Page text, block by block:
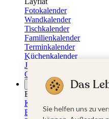
Fotokalender
Wandkalender
Tischkalender
Familienkalender
Terminkalender
Küchenkalender
Jahresplaner
Geburtstagskalender
Anlässe
Eventplattform
Kommunionskarten
Einladungskarten
Das
Sie helfen uns zu